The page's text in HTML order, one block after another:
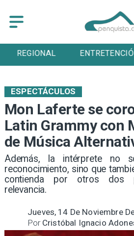
REGIONAL
Mon Laferte se
Latin Grammy con
de Música
​Además, la intérprete no
reconocimiento, sino que
contienda por otros dos
relevancia.
ESPECTÁCULOS
Jueves, 14 De Noviembre
Cristóbal Ignacio
Por